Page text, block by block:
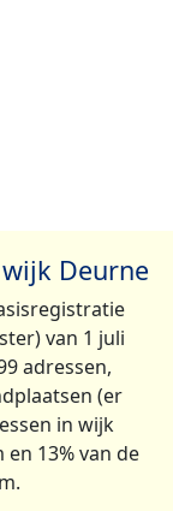
Deurne
van 1 juli
adressen,
(er
in wijk
13% van de